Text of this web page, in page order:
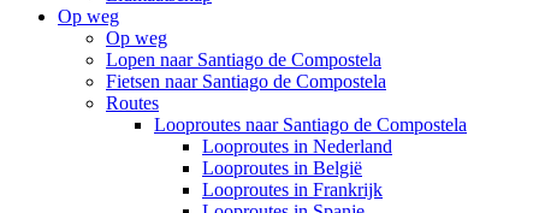
Op weg
Op weg
Lopen naar Santiago de Compostela
Fietsen naar Santiago de Compostela
Routes
Looproutes naar Santiago de Compostela
Looproutes in Nederland
Looproutes in België
Looproutes in Frankrijk